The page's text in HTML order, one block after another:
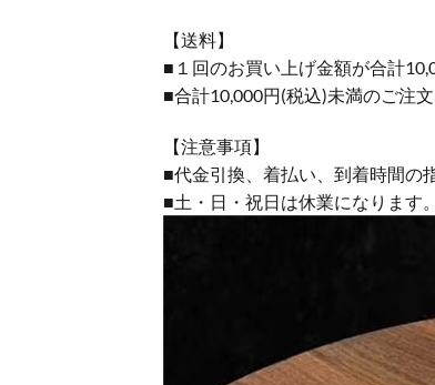
【送料】
■１回のお買い上げ金額が合計
■合計10,000円(税込)未満のご注
【注意事項】
■代金引換、着払い、到着時間の
■土・日・祝日は休業になります